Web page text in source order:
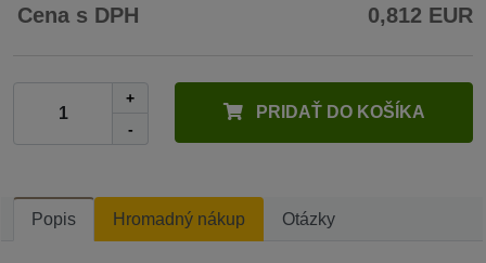
Cena s DPH 0,812 EUR
+
-
PRIDAŤ DO KOŠÍKA
Popis Hromadný nákup Otázky